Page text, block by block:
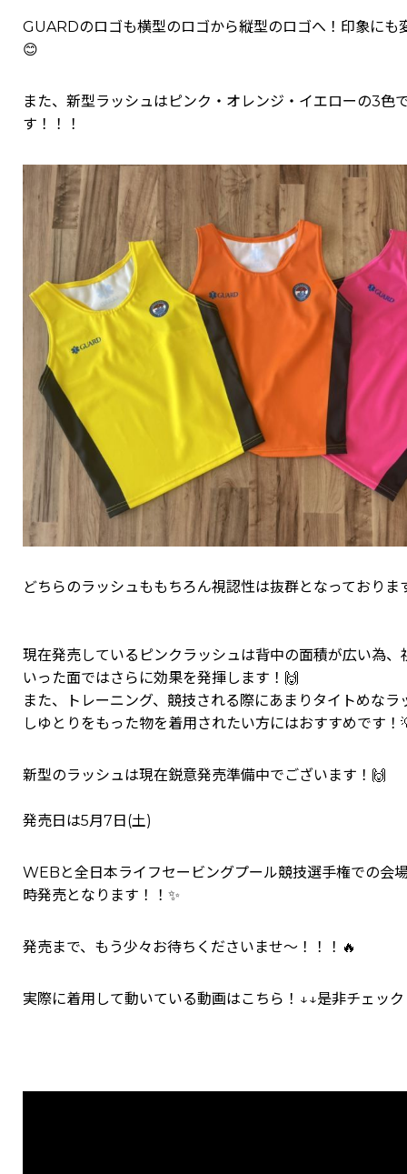
GUARDのロゴも横型のロゴから縦型のロゴへ！印象にも
😊
また、新型ラッシュはピンク・オレンジ・イエローの3色
す！！！
どちらのラッシュももちろん視認性は抜群となっておりま
現在発売しているピンクラッシュは背中の面積が広い為、
いった面ではさらに効果を発揮します！🙌
また、トレーニング、競技される際にあまりタイトめなラ
しゆとりをもった物を着用されたい方にはおすすめです！
新型のラッシュは現在鋭意発売準備中でございます！🙌
発売日は5月7日(土)
WEBと全日本ライフセービングプール競技選手権での会
時発売となります！！✨
発売まで、もう少々お待ちくださいませ～！！！🔥
実際に着用して動いている動画はこちら！↓↓是非チェッ